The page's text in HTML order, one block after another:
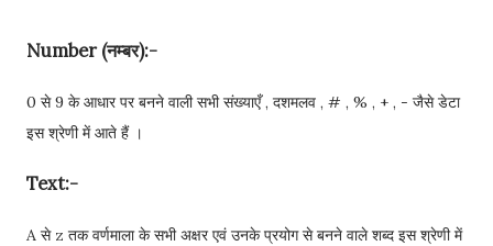
Number (नम्बर):-
0 से 9 के आधार पर बनने वाली सभी संख्याएँ , दशमलव , # , % , + , - जैसे डेटा
इस श्रेणी में आते हैं ।
Text:-
A से z तक वर्णमाला के सभी अक्षर एवं उनके प्रयोग से बनने वाले शब्द इस श्रेणी में